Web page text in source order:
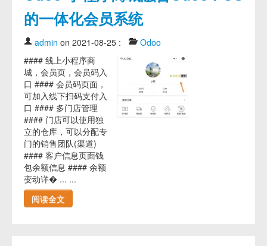
的一体化会员系统
admin on 2021-08-25 :
Odoo
#### 线上小程序商
城，会员页，会员码入
口 #### 会员码页面，
可加入线下扫码支付入
口 #### 多门店管理
#### 门店可以使用独
立的仓库，可以分配专
门的销售团队(渠道)
#### 客户信息页面钱
包余额信息 #### 余额
变动详� ... ...
阅读全文